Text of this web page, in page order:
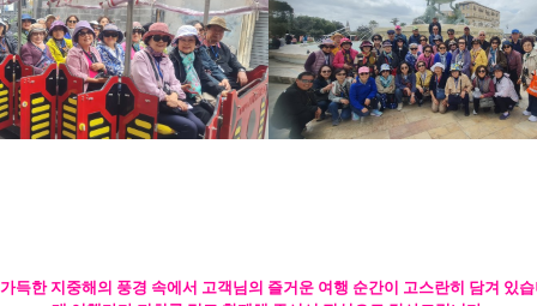
득한 지중해의 풍경 속에서 고객님의 즐거운 여행 순간이 고스란히 담겨 있